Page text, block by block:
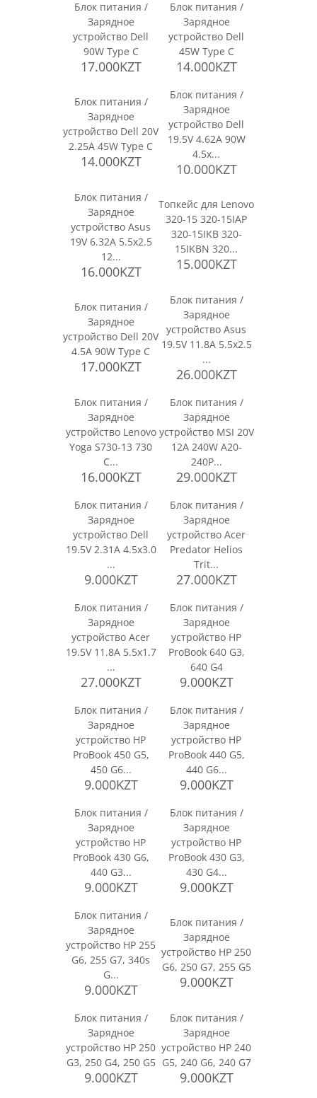
Блок питания /
Зарядное
устройство Dell
90W Type C
17.000KZT
Блок питания /
Зарядное
устройство Dell
45W Type C
14.000KZT
Блок питания /
Зарядное
устройство Dell 20V
2.25A 45W Type C
14.000KZT
Блок питания /
Зарядное
устройство Dell
19.5V 4.62A 90W
4.5x...
10.000KZT
Блок питания /
Зарядное
устройство Asus
19V 6.32A 5.5x2.5
12...
16.000KZT
Топкейс для Lenovo
320-15 320-15IAP
320-15IKB 320-
15IKBN 320...
15.000KZT
Блок питания /
Зарядное
устройство Dell 20V
4.5A 90W Type C
17.000KZT
Блок питания /
Зарядное
устройство Asus
19.5V 11.8A 5.5x2.5
...
26.000KZT
Блок питания /
Зарядное
устройство Lenovo
Yoga S730-13 730
C...
16.000KZT
Блок питания /
Зарядное
устройство MSI 20V
12A 240W A20-
240P...
29.000KZT
Блок питания /
Зарядное
устройство Dell
19.5V 2.31A 4.5x3.0
...
9.000KZT
Блок питания /
Зарядное
устройство Acer
Predator Helios
Trit...
27.000KZT
Блок питания /
Зарядное
устройство Acer
19.5V 11.8A 5.5x1.7
...
27.000KZT
Блок питания /
Зарядное
устройство HP
ProBook 640 G3,
640 G4
9.000KZT
Блок питания /
Зарядное
устройство HP
ProBook 450 G5,
450 G6...
9.000KZT
Блок питания /
Зарядное
устройство HP
ProBook 440 G5,
440 G6...
9.000KZT
Блок питания /
Зарядное
устройство HP
ProBook 430 G6,
440 G3...
9.000KZT
Блок питания /
Зарядное
устройство HP
ProBook 430 G3,
430 G4...
9.000KZT
Блок питания /
Зарядное
устройство HP 255
G6, 255 G7, 340s
G...
9.000KZT
Блок питания /
Зарядное
устройство HP 250
G6, 250 G7, 255 G5
9.000KZT
Блок питания /
Зарядное
устройство HP 250
G3, 250 G4, 250 G5
9.000KZT
Блок питания /
Зарядное
устройство HP 240
G5, 240 G6, 240 G7
9.000KZT